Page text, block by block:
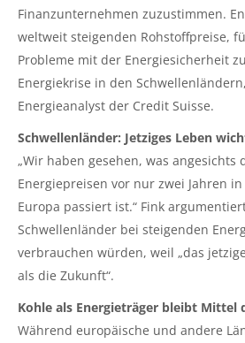
Finanzunternehmen zuzustimmen.
weltweit steigenden Rohstoffpreise,
Probleme mit der Energiesicherheit
Energiekrise in den
Energieanalyst der Credit Suisse.
Schwellenländer: Jetziges Leben
„Wir haben gesehen, was angesichts
Energiepreisen vor nur zwei Jahren
Europa passiert ist.“ Fink
Schwellenländer bei steigenden
verbrauchen würden, weil „das
als die Zukunft“.
Kohle als Energieträger bleibt Mittel
Während europäische und andere